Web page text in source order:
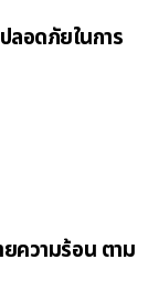
ลอดภัยในการ
ยความร้อน ตาม